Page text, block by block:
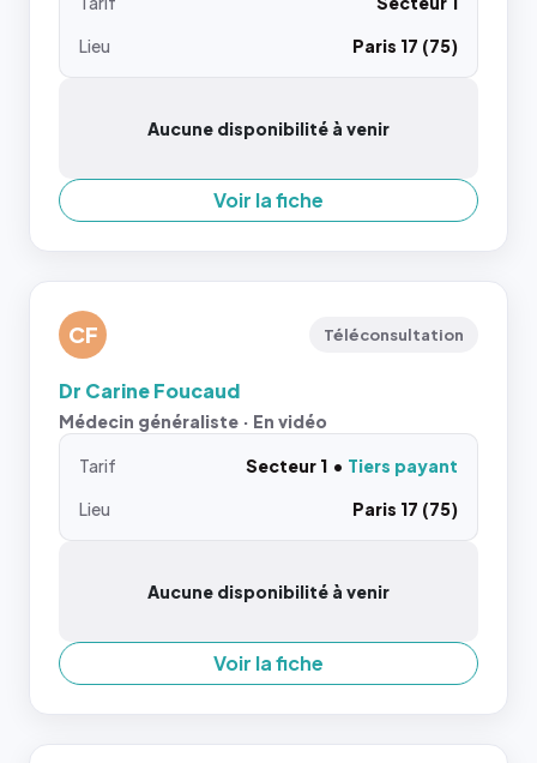
Lieu
Paris 17 (75)
Aucune disponibilité à venir
Voir la fiche
CF Téléconsultation
Dr Carine Foucaud
Médecin généraliste · En vidéo
Tarif Secteur 1
Tiers payant
Lieu
Paris 17 (75)
Aucune disponibilité à venir
Voir la fiche